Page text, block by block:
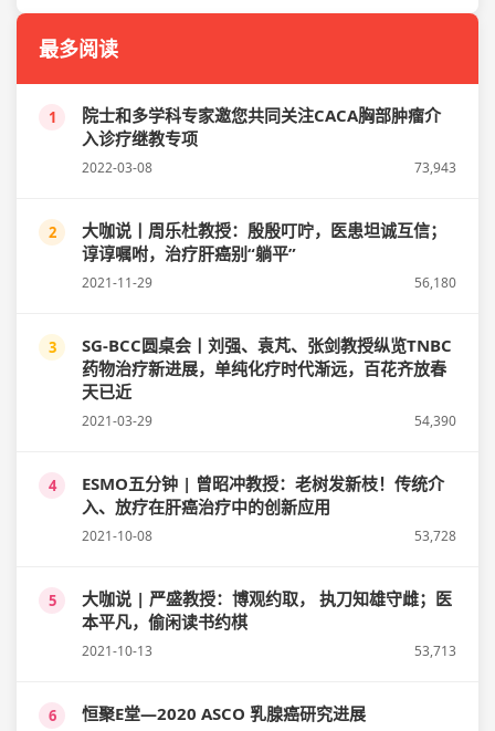
最多阅读
1
院士和多学科专家邀您共同关注CACA胸部肿瘤介
入诊疗继教专项
2022-03-08 73,943
2
大咖说丨周乐杜教授：殷殷叮咛，医患坦诚互信；
谆谆嘱咐，治疗肝癌别“躺平”
2021-11-29 56,180
3
SG-BCC圆桌会丨刘强、袁芃、张剑教授纵览TNBC
药物治疗新进展，单纯化疗时代渐远，百花齐放春
天已近
2021-03-29 54,390
4
ESMO五分钟 | 曾昭冲教授：老树发新枝！传统介
入、放疗在肝癌治疗中的创新应用
2021-10-08 53,728
5
大咖说 | 严盛教授：博观约取， 执刀知雄守雌；医
本平凡，偷闲读书约棋
2021-10-13 53,713
6 恒聚E堂—2020 ASCO 乳腺癌研究进展